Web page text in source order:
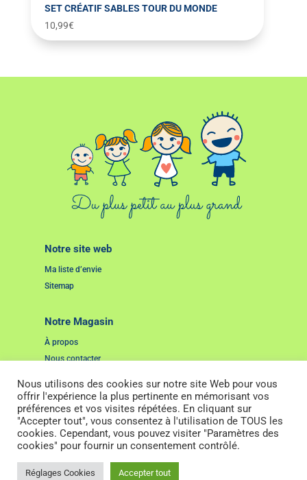
SET CRÉATIF SABLES TOUR DU MONDE
10,99€
Notre site web
Ma liste d’envie
Sitemap
Notre Magasin
À propos
Nous contacter
Liens Utiles
Mentions Légales
Cookies
2022. Tous droits réservés. Pensé et réalisé par
Nous utilisons des cookies sur notre site Web pour vous
offrir l'expérience la plus pertinente en mémorisant vos
préférences et vos visites répétées. En cliquant sur
"Accepter tout", vous consentez à l'utilisation de TOUS les
cookies. Cependant, vous pouvez visiter "Paramètres des
cookies" pour fournir un consentement contrôlé.
Réglages Cookies Accepter tout